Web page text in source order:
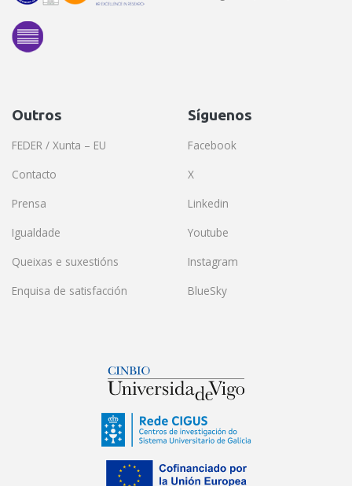
Outros
FEDER / Xunta – EU
Contacto
Prensa
Igualdade
Queixas e suxestións
Enquisa de satisfacción
Síguenos
Facebook
X
Linkedin
Youtube
Instagram
BlueSky